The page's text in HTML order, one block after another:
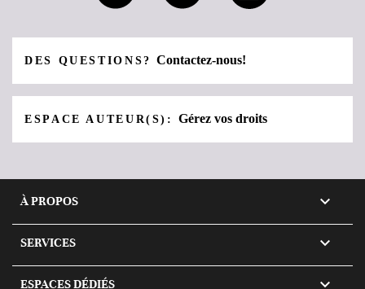
DES QUESTIONS?Contactez-nous!
ESPACE AUTEUR(S):Gérez vos droits
À PROPOS 
SERVICES 
ESPACES DÉDIÉS 